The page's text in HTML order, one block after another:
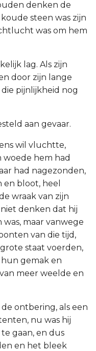
denken de
steen was zijn
was om hem
lag. Als zijn
door zijn lange
pijnlijkheid nog
aan gevaar.
wil vluchtte,
woede hem had
had nagezonden,
en bloot, heel
wraak van zijn
denken dat hij
maar vanwege
van die tijd,
staat voerden,
gemak en
meer weelde en
ontbering, als een
nu was hij
gaan, en dus
en het bleek